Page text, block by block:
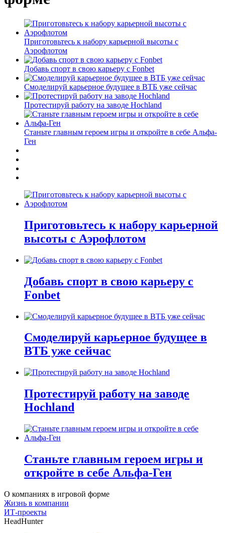
Приготовьтесь к набору карьерной высоты с
Аэрофлотом
Добавь спорт в свою карьеру с Fonbet
Смоделируй карьерное будущее в ВТБ уже сейчас
Протестируй работу на заводе Hochland
Станьте главным героем игры и откройте в себе Альфа-
Ген
Приготовьтесь к набору карьерной
высоты с Аэрофлотом
Добавь спорт в свою карьеру с
Fonbet
Смоделируй карьерное будущее в
ВТБ уже сейчас
Протестируй работу на заводе
Hochland
Станьте главным героем игры и
откройте в себе Альфа-Ген
О компаниях в игровой форме
Жизнь в компании
ИТ-проекты
HeadHunter